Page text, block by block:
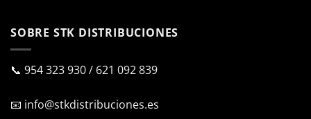
SOBRE STK DISTRIBUCIONES
📞 954 323 930/ 621 092 839
📧 info@stkdistribuciones.es